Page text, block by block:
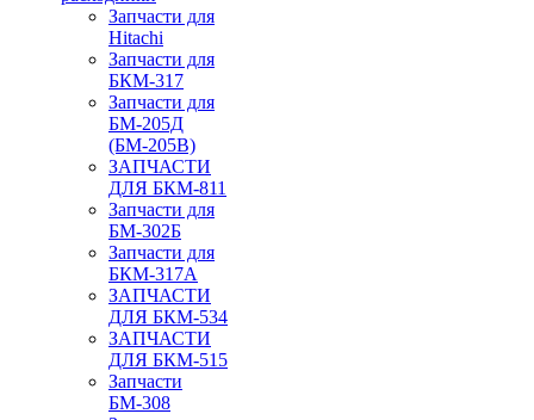
Запчасти для
Hitachi
Запчасти для
БКМ-317
Запчасти для
БМ-205Д
(БМ-205В)
ЗАПЧАСТИ
ДЛЯ БКМ-811
Запчасти для
БМ-302Б
Запчасти для
БКМ-317А
ЗАПЧАСТИ
ДЛЯ БКМ-534
ЗАПЧАСТИ
ДЛЯ БКМ-515
Запчасти
БМ-308